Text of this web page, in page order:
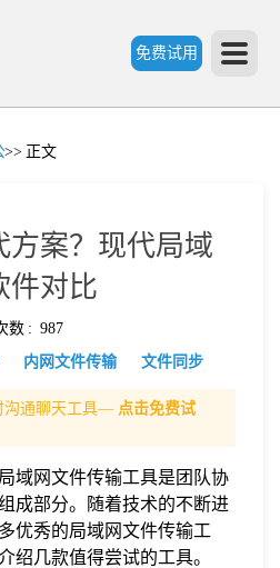
免费试用
>> 正文
方案？现代局域
件对比
数 : 987
内网文件传输 文件同步
沟通聊天工具— 点击免费试
域网文件传输工具是团队协
成部分。随着技术的不断进
优秀的局域网文件传输工
绍几款值得尝试的工具。